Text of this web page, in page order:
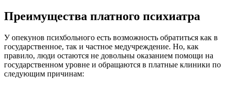
Преимущества платного психиатра
У опекунов психбольного есть возможность обратиться как в
государственное, так и частное медучреждение. Но, как
правило, люди остаются не довольны оказанием помощи на
государственном уровне и обращаются в платные клиники по
следующим причинам: